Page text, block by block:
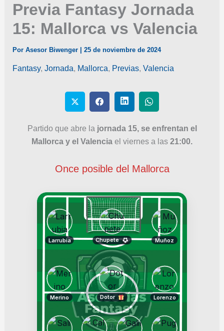
Previa Fantasy Jornada
15: Mallorca vs Valencia
Por Asesor Biwenger 25 de noviembre de 2024
Fantasy, Jornada, Mallorca, Previas, Valencia
Partido que abre la jornada 15, se enfrentan el
Mallorca y el Valencia el viernes a las 21:00.
Once posible del Mallorca
Merino Dotor Lorenzo
Larrubia Chupete Muñoz